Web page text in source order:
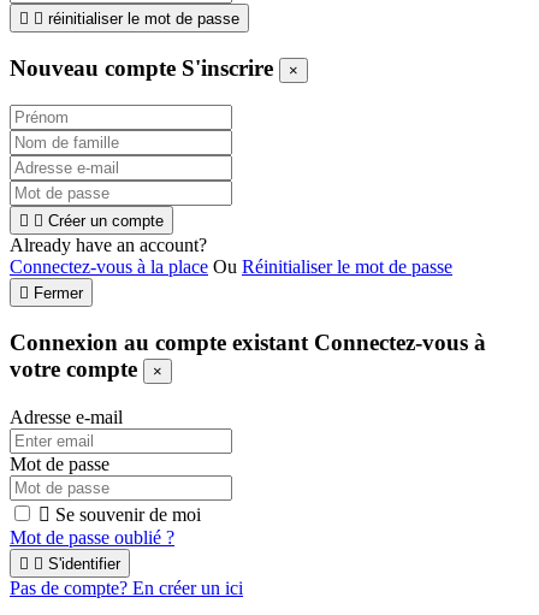
  réinitialiser le mot de passe
Nouveau compte S'inscrire ×
  Créer un compte
Already have an account?
Connectez-vous à la place Ou Réinitialiser le mot de passe
 Fermer
Connexion au compte existant Connectez-vous à
votre compte
×
Adresse e-mail
Mot de passe
 Se souvenir de moi
Mot de passe oublié ?
  S'identifier
Pas de compte? En créer un ici